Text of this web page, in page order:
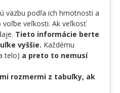
väzbu podľa ich hmotnosti a
voľbe veľkosti. Ak veľkosť
Tieto informácie berte
vyššie. Každému
telo) a preto to nemusí
rozmermi z tabuľky, ak